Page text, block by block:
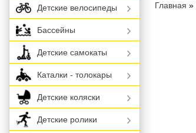
Главная »
Детские велосипеды
Бассейны
Детские самокаты
Каталки - толокары
Детские коляски
Детские ролики